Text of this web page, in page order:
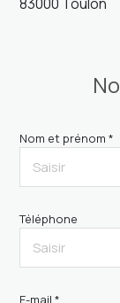
Nom et prénom *
Téléphone
E-mail *